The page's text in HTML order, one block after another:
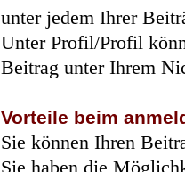
unter jedem Ihrer
Unter Profil/Profil
Beitrag unter Ihrem
Vorteile beim
Sie können Ihren